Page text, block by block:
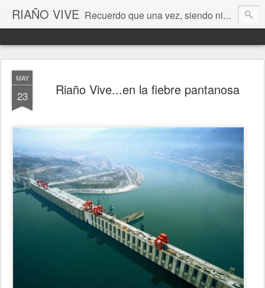
RIAÑO VIVE Recuerdo que una vez, siendo niño, esperé la luna en estos valles de León. Era un pozo de sueños cada instante... (Antonio Colinas) Fotografía de Ordoño Llamas de Juan
MAY
23 Riaño Vive...en la fiebre pantanosa